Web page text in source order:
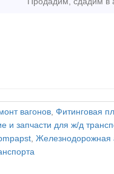
вагонов, Фитинговая
и запчасти для ж/д
, Железнодорожная